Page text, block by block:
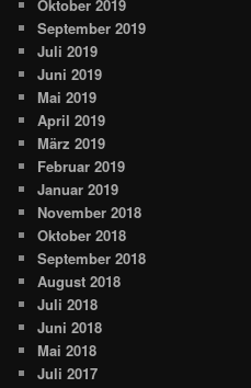
Oktober 2019
September 2019
Juli 2019
Juni 2019
Mai 2019
April 2019
März 2019
Februar 2019
Januar 2019
November 2018
Oktober 2018
September 2018
August 2018
Juli 2018
Juni 2018
Mai 2018
Juli 2017